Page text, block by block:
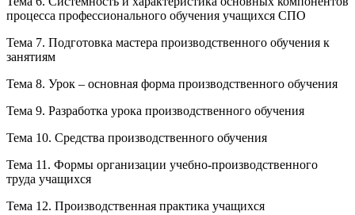
процесса профессионального обучения учащихся СПО
Тема 7. Подготовка мастера производственного обучения к
занятиям
Тема 8. Урок – основная форма производственного обучения
Тема 9. Разработка урока производственного обучения
Тема 10. Средства производственного обучения
Тема 11. Формы организации учебно-производственного
труда учащихся
Тема 12. Производственная практика учащихся